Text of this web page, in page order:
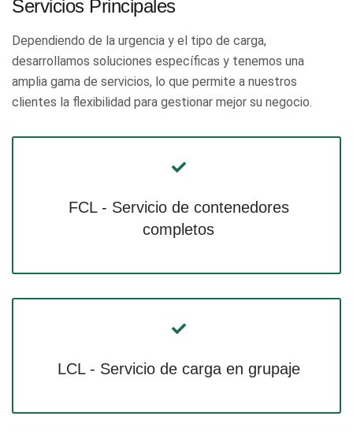
Servicios Principales
Dependiendo de la urgencia y el tipo de carga,
desarrollamos soluciones específicas y tenemos una
amplia gama de servicios, lo que permite a nuestros
clientes la flexibilidad para gestionar mejor su negocio.
FCL - Servicio de contenedores
completos
LCL - Servicio de carga en grupaje